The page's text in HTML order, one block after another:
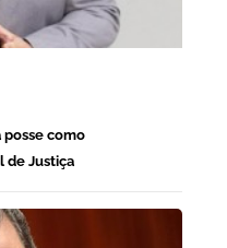
posse como
de Justiça